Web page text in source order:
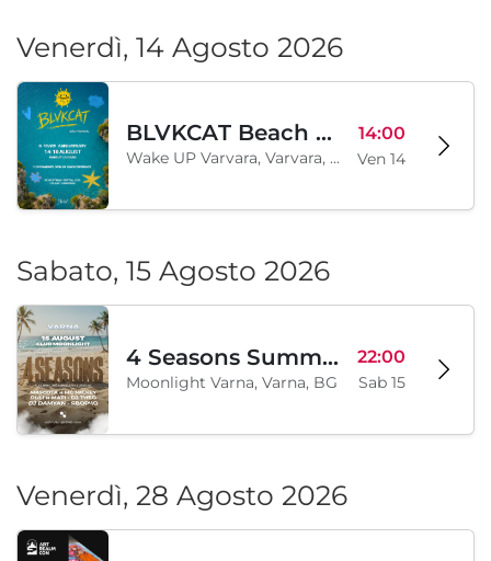
Venerdì, 14 Agosto 2026
BLVKCAT Beach Festival 2026, Wake up Varvara
Wake UP Varvara, Varvara, BG
14:00
Ven 14
Sabato, 15 Agosto 2026
4 Seasons Summer Edition
Moonlight Varna, Varna, BG
22:00
Sab 15
Venerdì, 28 Agosto 2026